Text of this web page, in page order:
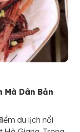
Mà Dân Bản
du lịch nổi